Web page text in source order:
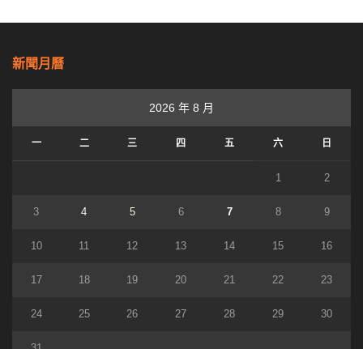
新聞月曆
2026 年 8 月
一 二 三 四 五 六 日
1 2
3 4 5 6 7 8 9
10 11 12 13 14 15 16
17 18 19 20 21 22 23
24 25 26 27 28 29 30